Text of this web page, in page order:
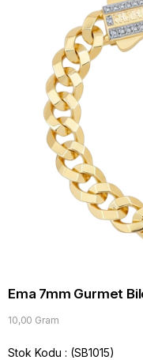
Ema 7mm Gurmet
10,00 Gram
Stok Kodu (SB1015)